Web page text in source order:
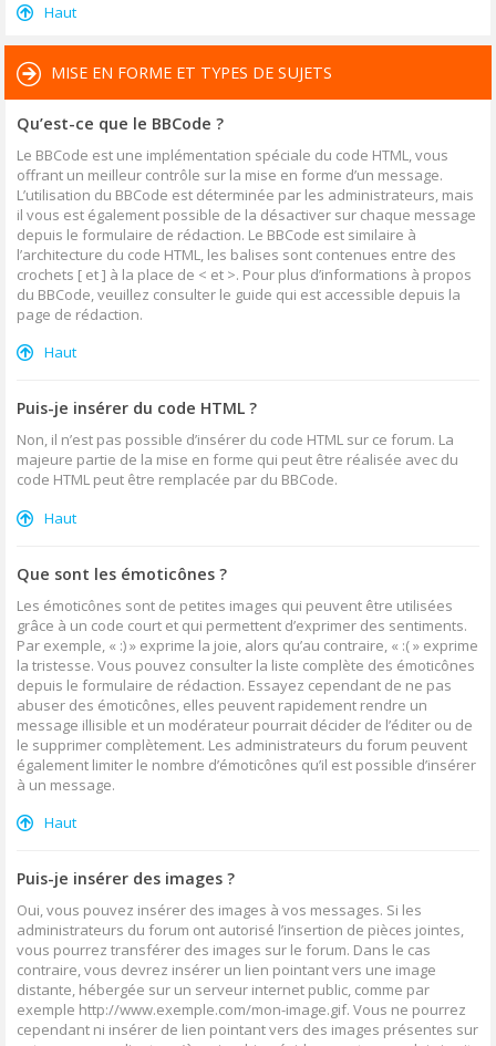
Haut
MISE EN FORME ET TYPES DE SUJETS
Qu’est-ce que le BBCode ?
Le BBCode est une implémentation spéciale du code HTML, vous
offrant un meilleur contrôle sur la mise en forme d’un message.
L’utilisation du BBCode est déterminée par les administrateurs, mais
il vous est également possible de la désactiver sur chaque message
depuis le formulaire de rédaction. Le BBCode est similaire à
l’architecture du code HTML, les balises sont contenues entre des
crochets [ et ] à la place de < et >. Pour plus d’informations à propos
du BBCode, veuillez consulter le guide qui est accessible depuis la
page de rédaction.
Haut
Puis-je insérer du code HTML ?
Non, il n’est pas possible d’insérer du code HTML sur ce forum. La
majeure partie de la mise en forme qui peut être réalisée avec du
code HTML peut être remplacée par du BBCode.
Haut
Que sont les émoticônes ?
Les émoticônes sont de petites images qui peuvent être utilisées
grâce à un code court et qui permettent d’exprimer des sentiments.
Par exemple, « :) » exprime la joie, alors qu’au contraire, « :( » exprime
la tristesse. Vous pouvez consulter la liste complète des émoticônes
depuis le formulaire de rédaction. Essayez cependant de ne pas
abuser des émoticônes, elles peuvent rapidement rendre un
message illisible et un modérateur pourrait décider de l’éditer ou de
le supprimer complètement. Les administrateurs du forum peuvent
également limiter le nombre d’émoticônes qu’il est possible d’insérer
à un message.
Haut
Puis-je insérer des images ?
Oui, vous pouvez insérer des images à vos messages. Si les
administrateurs du forum ont autorisé l’insertion de pièces jointes,
vous pourrez transférer des images sur le forum. Dans le cas
contraire, vous devrez insérer un lien pointant vers une image
distante, hébergée sur un serveur internet public, comme par
exemple http://www.exemple.com/mon-image.gif. Vous ne pourrez
cependant ni insérer de lien pointant vers des images présentes sur